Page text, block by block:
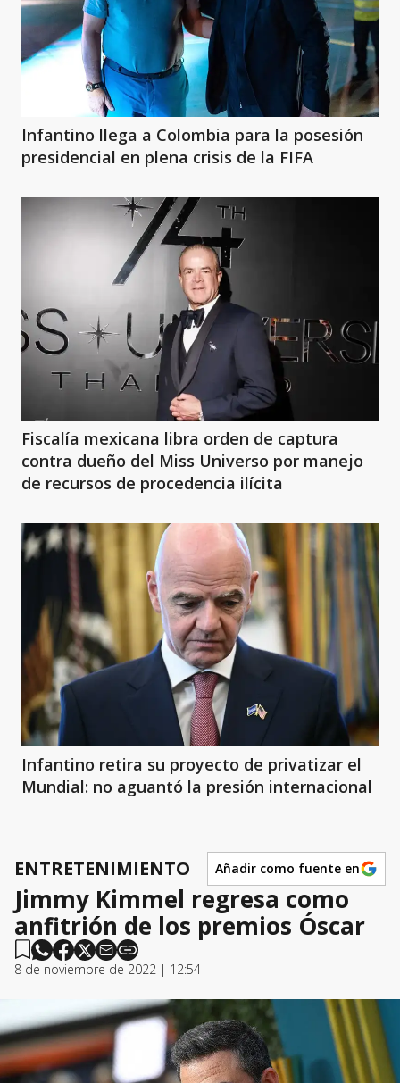
Infantino llega a Colombia para la posesión
presidencial en plena crisis de la FIFA
Fiscalía mexicana libra orden de captura
contra dueño del Miss Universo por manejo
de recursos de procedencia ilícita
Infantino retira su proyecto de privatizar el
Mundial: no aguantó la presión internacional
ENTRETENIMIENTO Añadir como fuente en
Jimmy Kimmel regresa como
anfitrión de los premios Óscar
8 de noviembre de 2022 | 12:54